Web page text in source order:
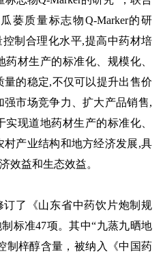
蒌质量标志物Q-Marker的研
制合理化水平,提高中药材培
材生产的标准化、规模化、
的稳定,不仅可以提升出售价
市场竞争力、扩大产品销售,
现道地药材生产的标准化、
产业结构和地方经济发展,具
效益和生态效益。‌
订了
《山东省中药饮片炮制规
标准47项。其中“九蒸九晒地
制梓醇含量，被纳入《中国药